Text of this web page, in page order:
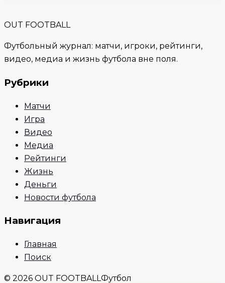
OUT FOOTBALL
Футбольный журнал: матчи, игроки, рейтинги,
видео, медиа и жизнь футбола вне поля.
Рубрики
Матчи
Игра
Видео
Медиа
Рейтинги
Жизнь
Деньги
Новости футбола
Навигация
Главная
Поиск
© 2026 OUT FOOTBALLФутбол